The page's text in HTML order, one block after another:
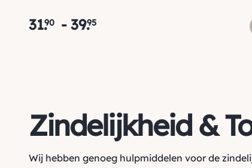
31.90 - 39.95
Zindelijkheid &
Wij hebben genoeg hulpmiddelen voor de